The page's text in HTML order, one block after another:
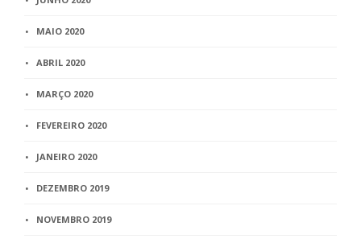
MAIO 2020
ABRIL 2020
MARÇO 2020
FEVEREIRO 2020
JANEIRO 2020
DEZEMBRO 2019
NOVEMBRO 2019